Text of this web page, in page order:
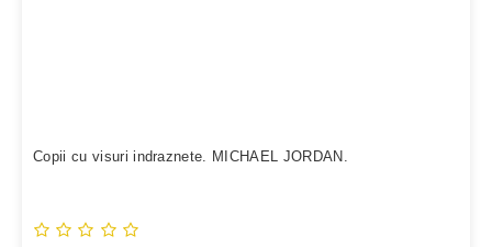
Copii cu visuri indraznete. MICHAEL JORDAN.